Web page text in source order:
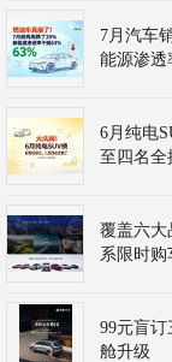
7月汽车
能源渗透
6月纯电
至四名全
覆盖六大
系限时购
99元盲订
舱升级